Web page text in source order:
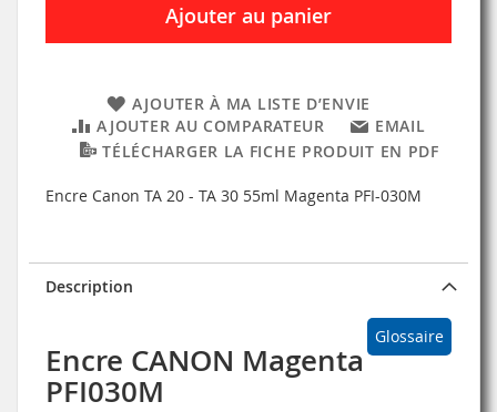
Ajouter au panier
AJOUTER À MA LISTE D’ENVIE
AJOUTER AU COMPARATEUR
EMAIL
TÉLÉCHARGER LA FICHE PRODUIT EN PDF
Encre Canon TA 20 - TA 30 55ml Magenta PFI-030M
Description
Glossaire
Encre CANON Magenta
PFI030M